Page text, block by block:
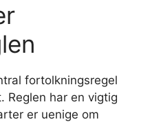
fortolkningsregel
Reglen har en vigtig
er uenige om